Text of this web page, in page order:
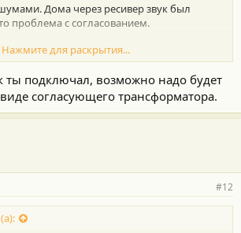
Дома через ресивер звук был
проблема с согласованием.
Нажмите для раскрытия...
ты подключал, возможно надо будет
согласующего трансформатора.
#12